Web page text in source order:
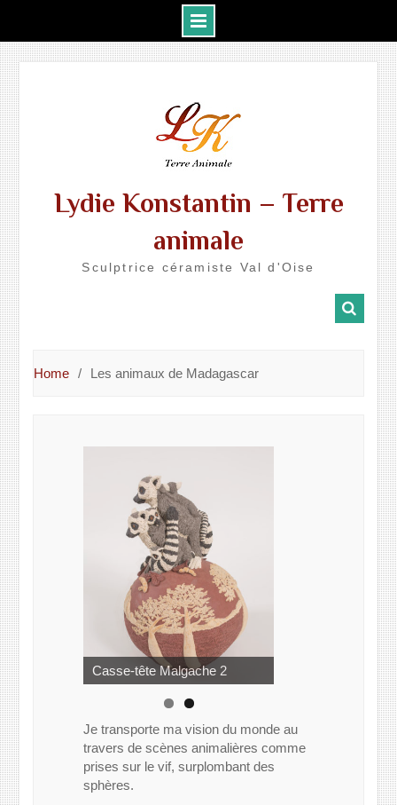
Lydie Konstantin – Terre
animale
Sculptrice céramiste Val d'Oise
Home Les animaux de Madagascar
Casse-tête Malgache
Casse-tête Malgache 2
Je transporte ma vision du monde au
travers de scènes animalières comme
prises sur le vif, surplombant des
sphères.